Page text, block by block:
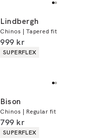
Lindbergh
Chinos | Tapered fit
I alt (inkl. rabat)
999 kr
Produkt egenskaber
SUPERFLEX
Bison
Chinos | Regular fit
I alt (inkl. rabat)
799 kr
Produkt egenskaber
SUPERFLEX